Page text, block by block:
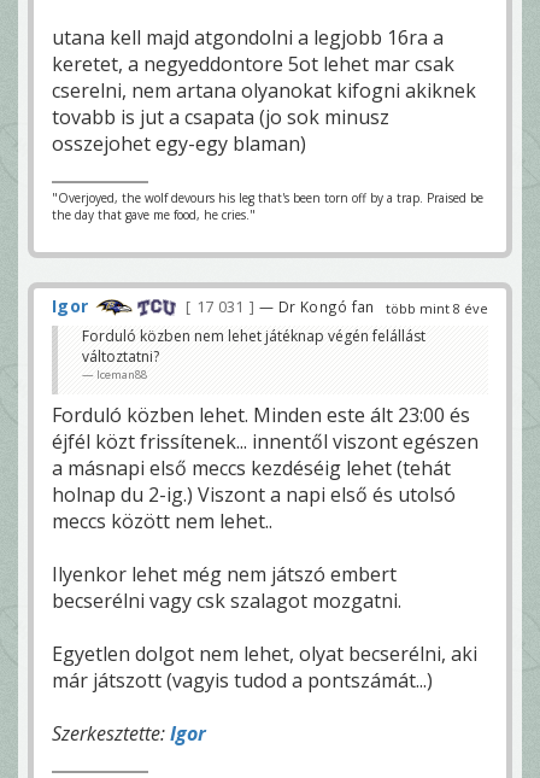
utana kell majd atgondolni a legjobb 16ra a
keretet, a negyeddontore 5ot lehet mar csak
cserelni, nem artana olyanokat kifogni akiknek
tovabb is jut a csapata (jo sok minusz
osszejohet egy-egy blaman)
"Overjoyed, the wolf devours his leg that's been torn off by a trap. Praised be
the day that gave me food, he cries."
több mint 8 éve
Igor 17 031 — Dr Kongó fan
Forduló közben nem lehet játéknap végén felállást
változtatni?
Iceman88
Forduló közben lehet. Minden este ált 23:00 és
éjfél közt frissítenek... innentől viszont egészen
a másnapi első meccs kezdéséig lehet (tehát
holnap du 2-ig.) Viszont a napi első és utolsó
meccs között nem lehet..
Ilyenkor lehet még nem játszó embert
becserélni vagy csk szalagot mozgatni.
Egyetlen dolgot nem lehet, olyat becserélni, aki
már játszott (vagyis tudod a pontszámát...)
Szerkesztette:Igor